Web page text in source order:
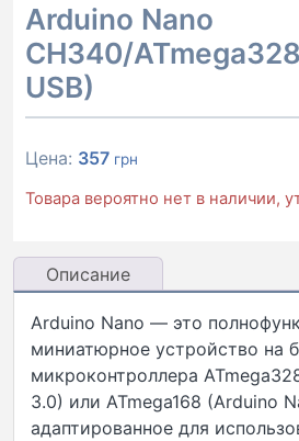
Arduino Nano
CH340/
USB)
Цена: 357 грн
Товара вероятно нет в наличии,
Описание
Arduino Nano — это
миниатюрное устройство на
микроконтроллера
3.0) или ATmega168 (Arduino
адаптированное для